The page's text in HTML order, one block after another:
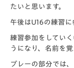
たいと思います。
午後はU16の練習に
練習参加をしてい
うになり、名前を
プレーの部分では